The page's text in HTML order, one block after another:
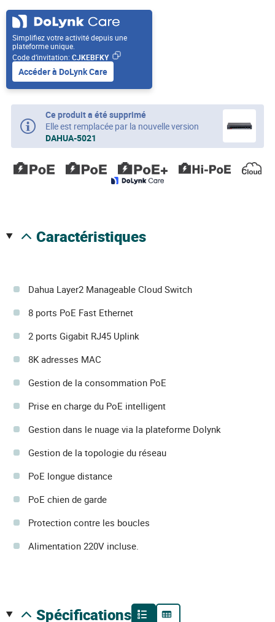
Simplifiez votre activité depuis une
plateforme unique.
Code d’invitation: CJKEBFKY
Accéder à DoLynk Care
Ce produit a été supprimé
Elle est remplacée par la nouvelle version
DAHUA-5021
caractéristiques
Dahua Layer2 Manageable Cloud Switch
8 ports PoE Fast Ethernet
2 ports Gigabit RJ45 Uplink
8K adresses MAC
Gestion de la consommation PoE
Prise en charge du PoE intelligent
Gestion dans le nuage via la plateforme Dolynk
Gestion de la topologie du réseau
PoE longue distance
PoE chien de garde
Protection contre les boucles
Alimentation 220V incluse.
spécifications